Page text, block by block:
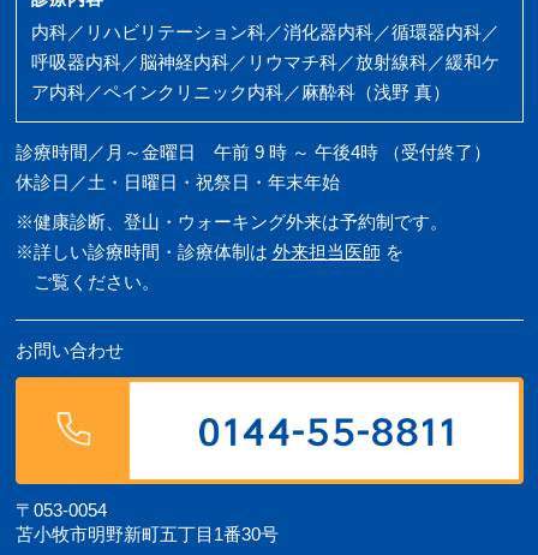
内科／リハビリテーション科／消化器内科／循環器内科／
呼吸器内科／脳神経内科／リウマチ科／放射線科／緩和ケ
ア内科／ペインクリニック内科／麻酔科（浅野 真）
診療時間／月～金曜日 午前 9 時 ～ 午後4時 （受付終了）
休診日／土・日曜日・祝祭日・年末年始
※健康診断、登山・ウォーキング外来は予約制です。
※詳しい診療時間・診療体制は 外来担当医師を
ご覧ください。
お問い合わせ
〒053-0054
苫小牧市明野新町五丁目1番30号